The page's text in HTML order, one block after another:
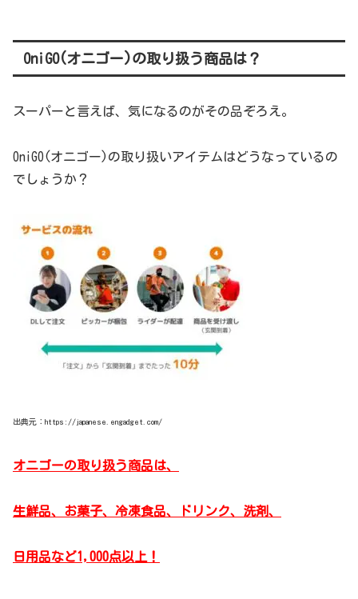
OniGO(オニゴー)の取り扱う商品は？
スーパーと言えば、気になるのがその品ぞろえ。
OniGO(オニゴー)の取り扱いアイテムはどうなっているの
でしょうか？
出典元：https://japanese.engadget.com/
オニゴーの取り扱う商品は、
生鮮品、お菓子、冷凍食品、ドリンク、洗剤、
日用品など1,000点以上！